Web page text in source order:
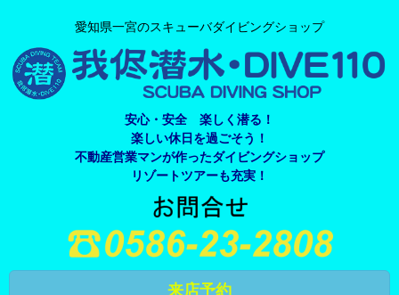
愛知県一宮のスキューバダイビングショップ
安心・安全 楽しく潜る！
楽しい休日を過ごそう！
不動産営業マンが作ったダイビングショップ
リゾートツアーも充実！
来店予約